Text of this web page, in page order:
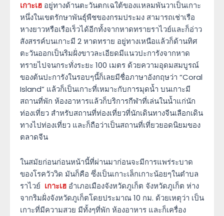
เกาะเฮ อยู่ทางด้านตะวันตกเฉใต้ของแหลมพันวาเป็นเกาะ
หนึ่งในเขตรักษาพันธุ์พืชของกรมประมง สามารถเช่าเรือ
หางยาวหรือเรือเร็วได้อีกทั้งจากหาดทรายราไวย์และก็อ่าว
สังสรรค์บนเกาะมี 2 หาดทราย อยู่ทางเหนือแล้วก็ด้านทิศ
ตะวันออกเป็นริมฝั่งขาวละเอียดมีแนวปะการังจากหาด
ทรายไปจนกระทั่งระยะ 100 เมตร ด้วยความอุดมสมบูรณ์
ของต้นปะการังในรอบๆนี้ก็เลยมีชื่อภาษาอังกฤษว่า “Coral
Island” แล้วก็เป็นเกาะที่เหมาะกับการมุดน้ำ บนเกาะมี
สถานที่พัก ห้องอาหารแล้วก็บริการกีฬาที่เล่นในน้ำแก่นัก
ท่องเที่ยว สำหรับสถานที่ท่องเที่ยวที่นักเดินทางจีนเลือกเดิน
ทางไปท่องเที่ยว และก็ถือว่าเป็นสถานที่เที่ยวยอดนิยมของ
ตลาดจีน
ในสมัยก่อนก่อนหน้านี้ที่ผ่านมาก่อนจะมีการแพร่ระบาด
ของโรควัววิด มันก็คือ ซึ่งเป็นเกาะเล็กเกาะน้อยๆในตำบล
ราไวย์ เกาะเฮ อำเภอเมืองจังหวัดภูเก็ต จังหวัดภูเก็ต ห่าง
จากริมฝั่งจังหวัดภูเก็ตโดยประมาณ 10 กม. ด้วยเหตุว่า เป็น
เกาะที่มีความสวย มีทั้งๆที่พัก ห้องอาหาร และก็เครื่อง